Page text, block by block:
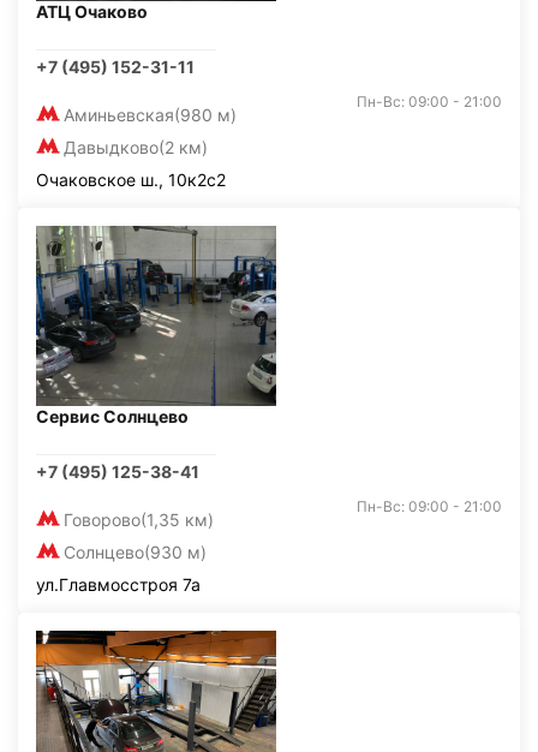
АТЦ Очаково
+7 (495) 152-31-11
Аминьевская(980 м)
Давыдково(2 км)
Пн-Вс: 09:00 - 21:00
Очаковское ш., 10к2с2
Сервис Солнцево
+7 (495) 125-38-41
Говорово(1,35 км)
Солнцево(930 м)
Пн-Вс: 09:00 - 21:00
ул.Главмосстроя 7а